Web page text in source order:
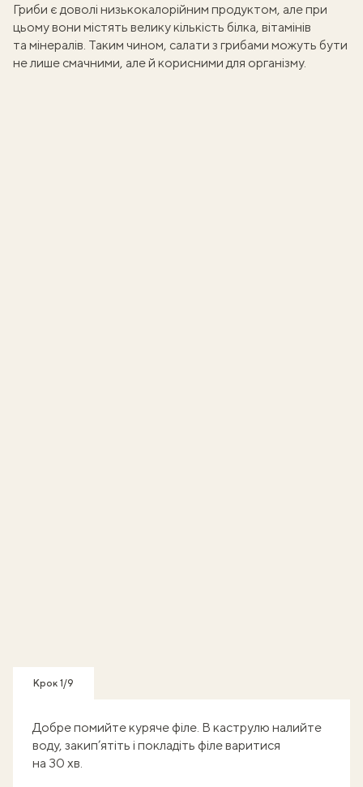
Гриби є доволі низькокалорійним продуктом, але при
цьому вони містять велику кількість білка, вітамінів
та мінералів. Таким чином, салати з грибами можуть бути
не лише смачними, але й корисними для організму.
Крок 1/9
Добре помийте куряче філе. В каструлю налийте
воду, закип’ятіть і покладіть філе варитися
на 30 хв.